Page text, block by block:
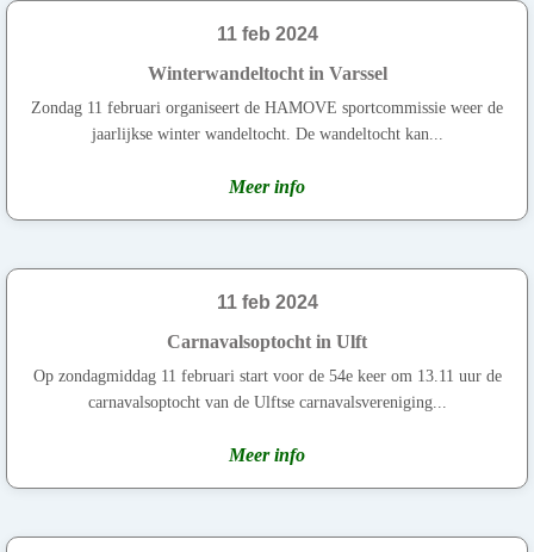
11 feb 2024
Winterwandeltocht in Varssel
Zondag 11 februari organiseert de HAMOVE sportcommissie weer de
jaarlijkse winter wandeltocht. De wandeltocht kan...
Meer info
11 feb 2024
Carnavalsoptocht in Ulft
Op zondagmiddag 11 februari start voor de 54e keer om 13.11 uur de
carnavalsoptocht van de Ulftse carnavalsvereniging...
Meer info